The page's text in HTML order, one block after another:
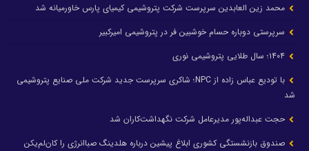
محمد زین العابدین سرپرست شرکت پتروشیمی کیمیای پارس خاورمیانه شد
سرپرستی دوباره حسام خوشبین فر در پتروشیمی امیرکبیر
با تودیع عباس زاده از NPC؛ شاکری سرپرست جدید شرکت ملی صنایع پتروشیمی
شد
حجت عبداله‌پور مدیرعامل شرکت نگهداشت‌کاران شد
صندوق بازنشستگی کشوری ابلاغ پیشین درباره هلدینگ صباانرژی را کان‌لم‌یکن